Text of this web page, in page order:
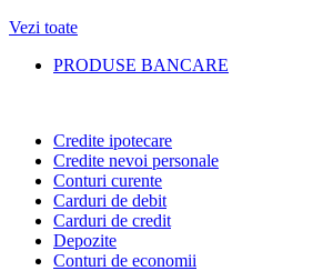
Vezi toate
PRODUSE BANCARE
Credite ipotecare
Credite nevoi personale
Conturi curente
Carduri de debit
Carduri de credit
Depozite
Conturi de economii